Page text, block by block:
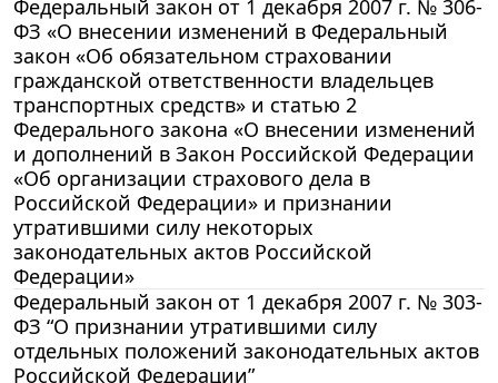
Федеральный закон от 1 декабря 2007 г. № 306-
ФЗ «О внесении изменений в Федеральный
закон «Об обязательном страховании
гражданской ответственности владельцев
транспортных средств» и статью 2
Федерального закона «О внесении изменений
и дополнений в Закон Российской Федерации
«Об организации страхового дела в
Российской Федерации» и признании
утратившими силу некоторых
законодательных актов Российской
Федерации»
Федеральный закон от 1 декабря 2007 г. № 303-
ФЗ “О признании утратившими силу
отдельных положений законодательных актов
Российской Федерации”